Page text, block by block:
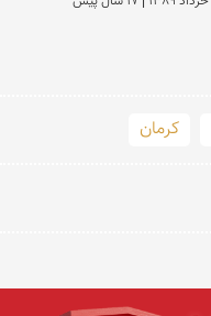
کرمان